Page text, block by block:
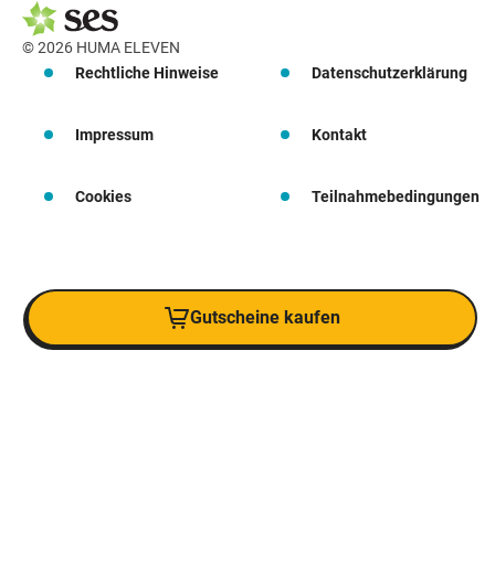
© 2026 HUMA ELEVEN
Rechtliche Hinweise
Datenschutzerklärung
Impressum Kontakt
Cookies Teilnahmebedingungen
Gutscheine kaufen